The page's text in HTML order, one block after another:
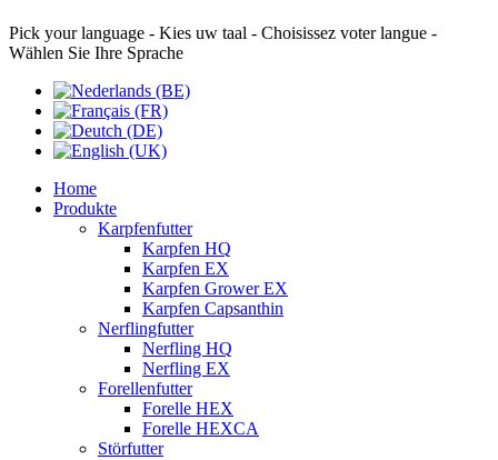
Pick your language - Kies uw taal - Choisissez voter langue -
Wählen Sie Ihre Sprache
Home
Produkte
Karpfenfutter
Karpfen HQ
Karpfen EX
Karpfen Grower EX
Karpfen Capsanthin
Nerflingfutter
Nerfling HQ
Nerfling EX
Forellenfutter
Forelle HEX
Forelle HEXCA
Störfutter